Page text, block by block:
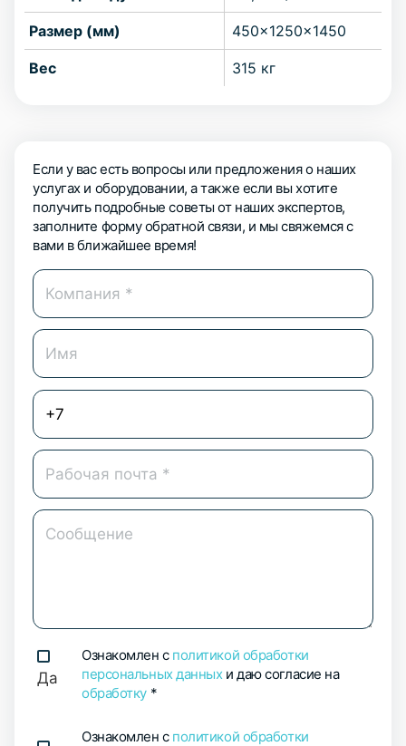
Размер (мм) 450x1250x1450
Вес 315 кг
Если у вас есть вопросы или предложения о наших
услугах и оборудовании, а также если вы хотите
получить подробные советы от наших экспертов,
заполните форму обратной связи, и мы свяжемся с
вами в ближайшее время!
Да
Ознакомлен с политикой обработки
персональных данныхи даю согласие на
обработку*
Ознакомлен с политикой обработки